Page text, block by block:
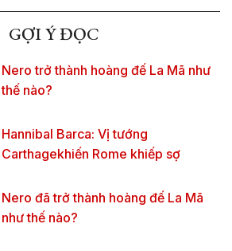
GỢI Ý ĐỌC
Nero trở thành hoàng đế La Mã như
thế nào?
Hannibal Barca: Vị tướng
Carthagekhiến Rome khiếp sợ
Nero đã trở thành hoàng đế La Mã
như thế nào?